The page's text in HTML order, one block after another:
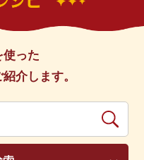
使った
介します。